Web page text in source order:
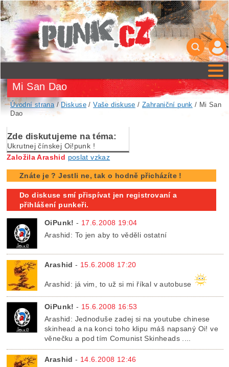
Mi San Dao
Úvodní strana/ Diskuse /Vaše diskuse / Zahraniční punk / Mi San
Dao
Zde diskutujeme na téma:
Ukrutnej čínskej Oi!punk !
Založila Arashid poslat vzkaz
Znáte je ? Jestli ne, tak o hodně přicházíte !
Do diskuse smí přispívat jen registrovaní a
přihlášení punkeři.
OiPunk! - 17.6.2008 19:04
Arashid: To jen aby to věděli ostatní
Arashid - 15.6.2008 17:20
Arashid: já vim, to už si mi říkal v autobuse
OiPunk! - 15.6.2008 16:53
Arashid: Jednoduše zadej si na youtube chinese
skinhead a na konci toho klipu máš napsaný Oi! ve
věnečku a pod tím Comunist Skinheads ....
Arashid - 14.6.2008 12:46